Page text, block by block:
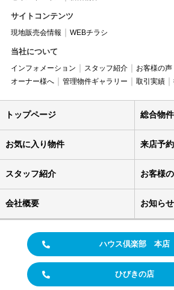
サイトコンテンツ
現地販売会情報 WEBチラシ
当社について
インフォメーション スタッフ紹介 お客様の声
オーナー様へ
管理物件ギャラリー 取引実績
トップページ 総合物
お気に入り物件 来店予約
スタッフ紹介 お客様
会社概要 お知らせ
ハウス倶楽部 本店
ひびきの店